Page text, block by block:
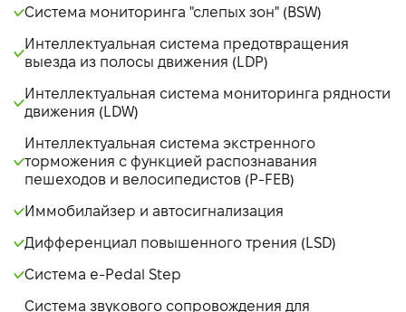
Система мониторинга "слепых зон" (BSW)
Интеллектуальная система предотвращения
выезда из полосы движения (LDP)
Интеллектуальная система мониторинга рядности
движения (LDW)
Интеллектуальная система экстренного
торможения с функцией распознавания
пешеходов и велосипедистов (P-FEB)
Иммобилайзер и автосигнализация
Дифференциал повышенного трения (LSD)
Система e-Pedal Step
Система звукового сопровождения для